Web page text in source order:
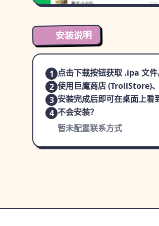
安装说明
1 点击下载按钮获取 .ipa 文件
2 使用巨魔商店 (TrollStore)
3 安装完成后即可在桌面上看
4 不会安装？
暂未配置联系方式